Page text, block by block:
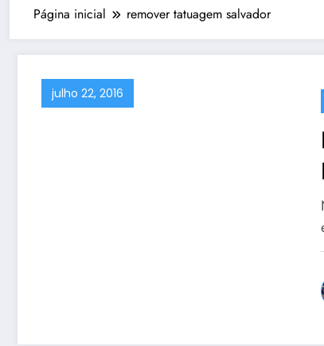
Página inicial remover tatuagem salvador
julho 22, 2016